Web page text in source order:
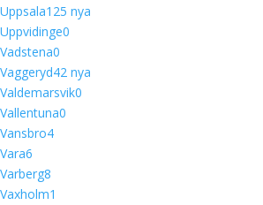
Uppsala125 nya
Uppvidinge0
Vadstena0
Vaggeryd42 nya
Valdemarsvik0
Vallentuna0
Vansbro4
Vara6
Varberg8
Vaxholm1